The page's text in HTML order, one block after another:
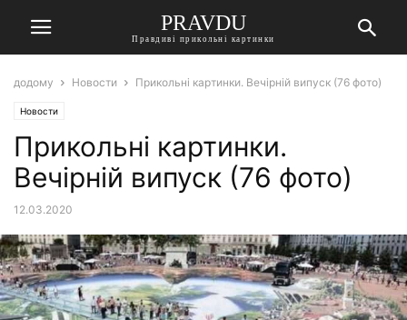
PRAVDU
Правдиві прикольні картинки
додому Новости Прикольні картинки. Вечірній випуск (76 фото)
Новости
Прикольні картинки.
Вечірній випуск (76 фото)
12.03.2020